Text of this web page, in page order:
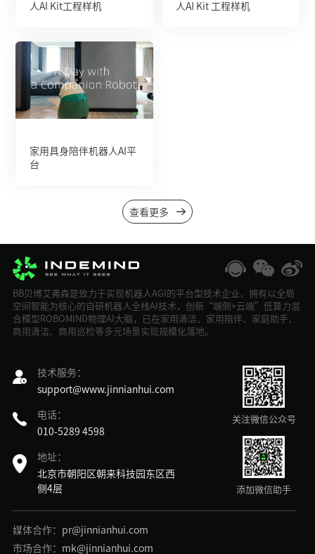
人AI Kit工程样机
人AI Kit 工程样机
家用具身陪伴机器人AI平
台
查看更多
BB贝博艾弗森是致力于实现机器人AGI的平台型技术企业，拥有以全局
空间智能为核心的自研机器人全栈AI技术，创新“端侧+云端”低算力混
合模型ROBOMIND物理AI大脑，已在家用清洁、家用陪伴、家庭助手、
商用清洁、商用巡检等多元场景实现规模化落地。
关注微信公众号
添加微信助手
媒体合作： pr@jinnianhui.com
市场合作： mk@jinnianhui.com
技术服务：
support@www.jinnianhui.com
电话：
010-5289 4598
地址：
北京市朝阳区朝来科技园东区西
侧4层